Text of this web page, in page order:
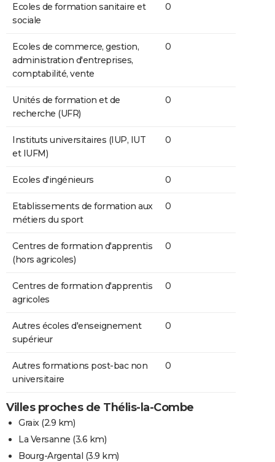
Ecoles de formation sanitaire et
sociale
0
Ecoles de commerce, gestion,
administration d'entreprises,
comptabilité, vente
0
Unités de formation et de
recherche (UFR)
0
Instituts universitaires (IUP, IUT
et IUFM)
0
Ecoles d'ingénieurs 0
Etablissements de formation aux
métiers du sport
0
Centres de formation d'apprentis
(hors agricoles)
0
Centres de formation d'apprentis
agricoles
0
Autres écoles d'enseignement
supérieur
0
Autres formations post-bac non
universitaire
0
Villes proches de Thélis-la-Combe
Graix(2.9 km)
La Versanne (3.6 km)
Bourg-Argental (3.9 km)